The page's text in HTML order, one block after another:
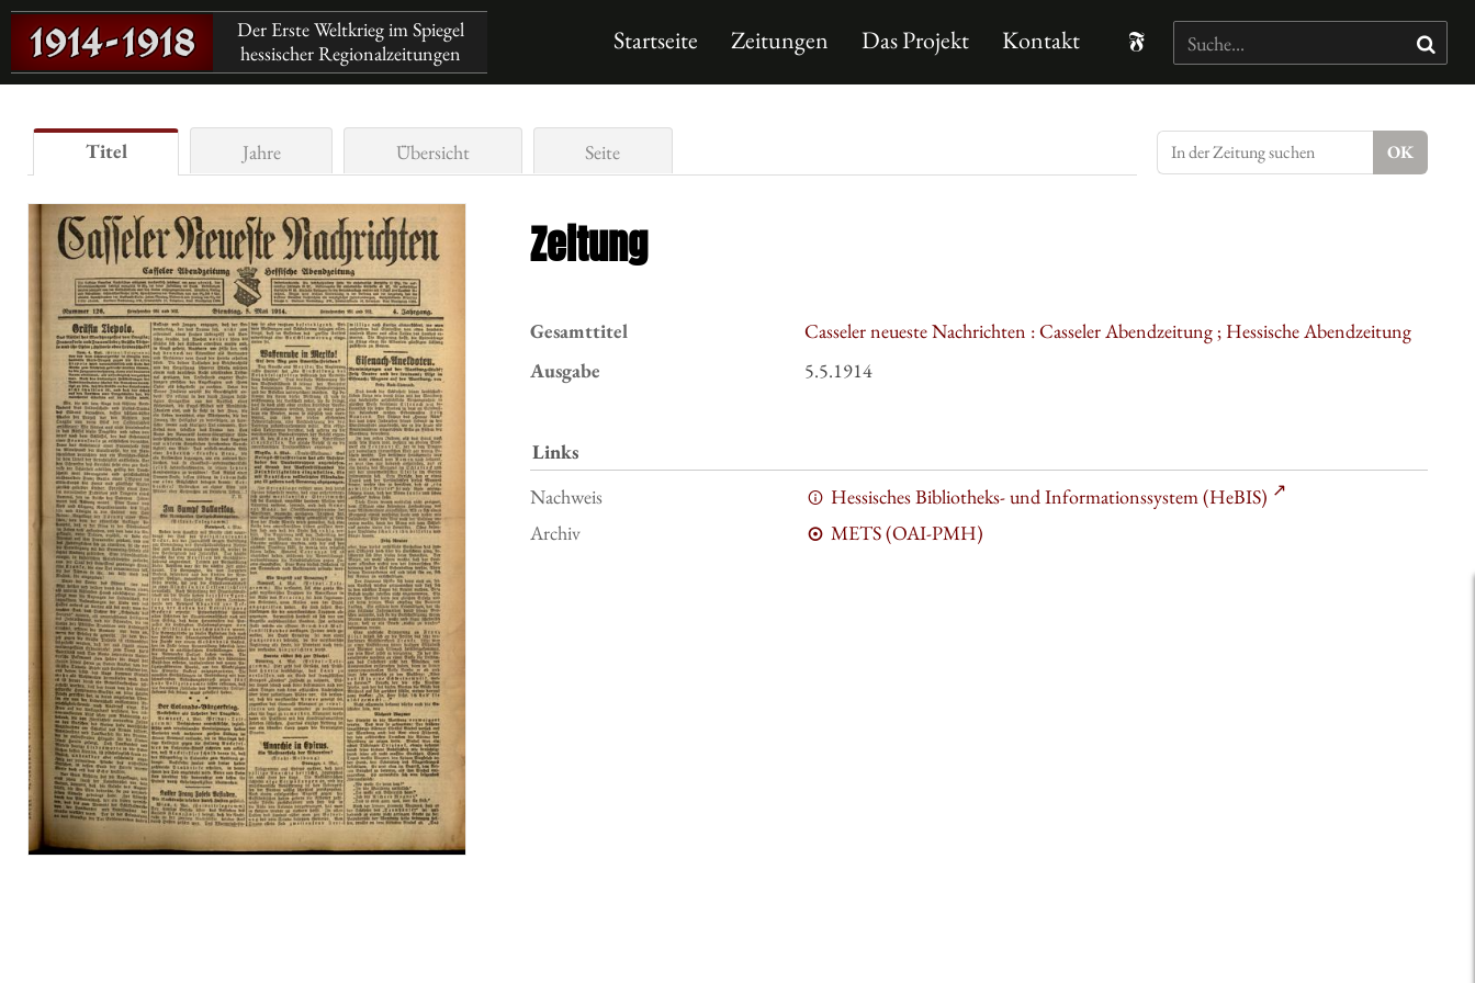
Der Erste Weltkrieg im Spiegel
hessischer Regionalzeitungen
Startseite Zeitungen Das Projekt Kontakt
Titel Jahre Übersicht Seite
Zeitung
Gesamttitel
Casseler neueste Nachrichten : Casseler Abendzeitung ; Hessische Abendzeitung
Ausgabe
5.5.1914
Links
Nachweis
Hessisches Bibliotheks- und Informationssystem (HeBIS)
Archiv
METS (OAI-PMH)